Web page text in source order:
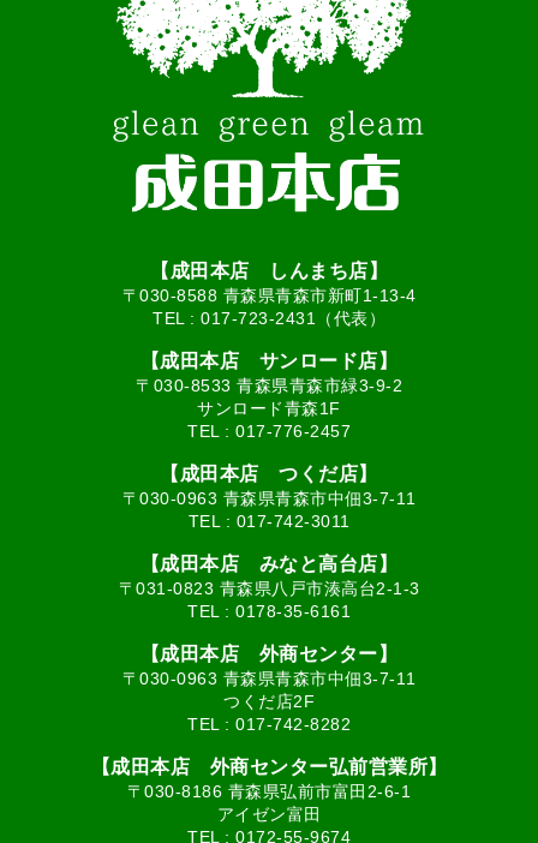
【成田本店 しんまち店】
〒030-8588 青森県青森市新町1-13-4
TEL : 017-723-2431（代表）
【成田本店 サンロード店】
〒030-8533 青森県青森市緑3-9-2
サンロード青森1F
TEL : 017-776-2457
【成田本店 つくだ店】
〒030-0963 青森県青森市中佃3-7-11
TEL : 017-742-3011
【成田本店 みなと高台店】
〒031-0823 青森県八戸市湊高台2-1-3
TEL : 0178-35-6161
【成田本店 外商センター】
〒030-0963 青森県青森市中佃3-7-11
つくだ店2F
TEL : 017-742-8282
【成田本店 外商センター弘前営業所】
〒030-8186 青森県弘前市富田2-6-1
アイゼン富田
TEL : 0172-55-9674